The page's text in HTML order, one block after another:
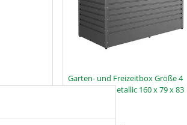
Garten- und Freizeitbox Größe 4
Dunkelgraumetallic 160 x 79 x 83